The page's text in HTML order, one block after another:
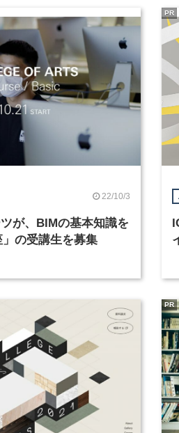
22/10/3
が、BIMの基本知識を
の受講生を募集
PR
PR